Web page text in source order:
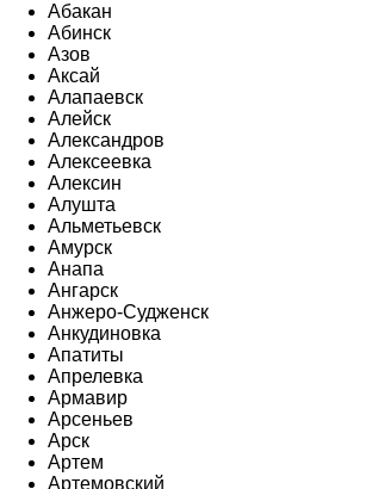
Абакан
Абинск
Азов
Аксай
Алапаевск
Алейск
Александров
Алексеевка
Алексин
Алушта
Альметьевск
Амурск
Анапа
Ангарск
Анжеро-Судженск
Анкудиновка
Апатиты
Апрелевка
Армавир
Арсеньев
Арск
Артем
Артемовский